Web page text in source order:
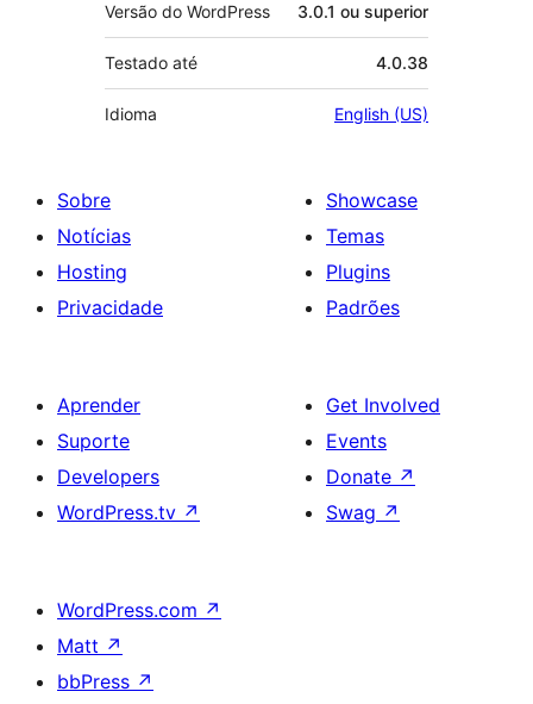
Versão do WordPress 3.0.1 ou superior
Testado até 4.0.38
Idioma English (US)
Sobre
Notícias
Hosting
Privacidade
Showcase
Temas
Plugins
Padrões
Aprender
Suporte
Developers
WordPress.tv ↗
Get Involved
Events
Donate ↗
Swag ↗
WordPress.com ↗
Matt ↗
bbPress ↗